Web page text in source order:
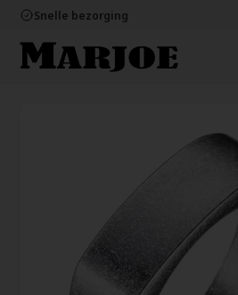
Snelle bezorging
100% nikkelvrij sieraden
60 dagen retour
Snelle bezorging